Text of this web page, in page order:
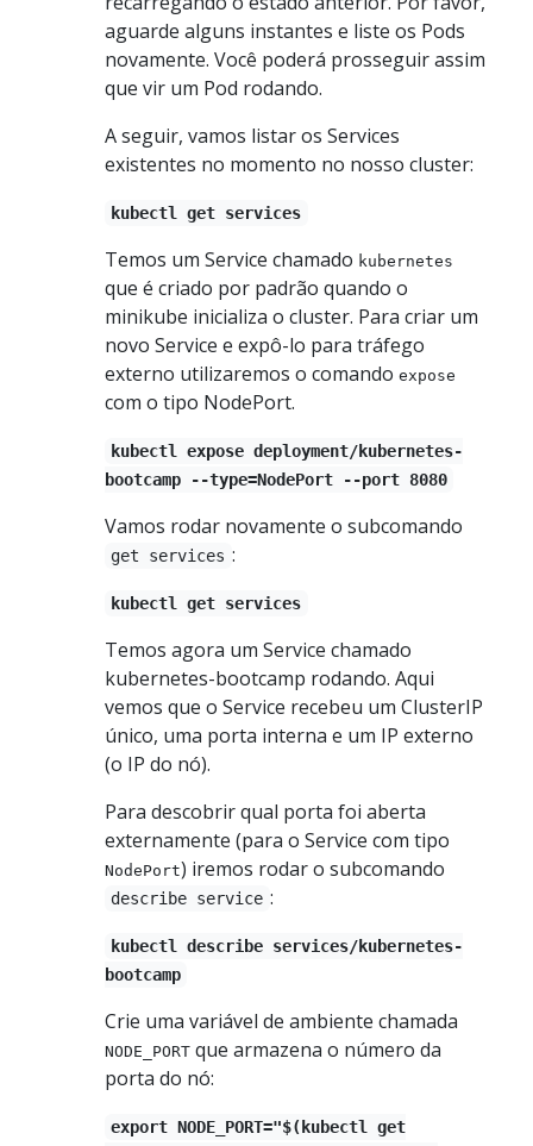
aguarde alguns instantes e liste os Pods
novamente. Você poderá prosseguir assim
que vir um Pod rodando.
A seguir, vamos listar os Services
existentes no momento no nosso cluster:
kubectl get services
Temos um Service chamado kubernetes
que é criado por padrão quando o
minikube inicializa o cluster. Para criar um
novo Service e expô-lo para tráfego
externo utilizaremos o comando expose
com o tipo NodePort.
kubectl expose deployment/kubernetes-
bootcamp --type=NodePort --port 8080
Vamos rodar novamente o subcomando
get services :
kubectl get services
Temos agora um Service chamado
kubernetes-bootcamp rodando. Aqui
vemos que o Service recebeu um ClusterIP
único, uma porta interna e um IP externo
(o IP do nó).
Para descobrir qual porta foi aberta
externamente (para o Service com tipo
NodePort) iremos rodar o subcomando
describe service :
kubectl describe services/kubernetes-
bootcamp
Crie uma variável de ambiente chamada
NODE_PORT que armazena o número da
porta do nó:
export NODE_PORT="$(kubectl get